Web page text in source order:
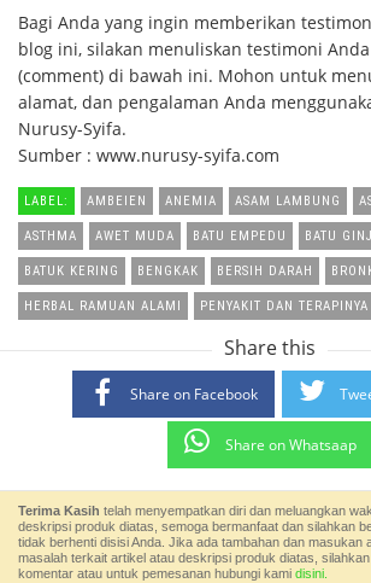
Bagi Anda yang ingin memberikan
blog ini, silakan menuliskan testimoni
(comment) di bawah ini. Mohon untuk
alamat, dan pengalaman Anda
Nurusy-Syifa.
Sumber : www.nurusy-syifa.com
LABEL: AMBEIEN ANEMIA ASAM LAMBUNG
ASTHMA AWET MUDA BATU EMPEDU BATU
BATUK KERING BENGKAK BERSIH DARAH
HERBAL RAMUAN ALAMI PENYAKIT DAN TERAPINYA
Share this
Share on Facebook
Share on Whatsaap
Terima Kasih telah menyempatkan diri dan meluangkan
deskripsi produk diatas, semoga bermanfaat dan silahkan
tidak berhenti disisi Anda. Jika ada tambahan dan masukan
masalah terkait artikel atau deskripsi produk diatas,
komentar atau untuk pemesanan hubungi kami disini.